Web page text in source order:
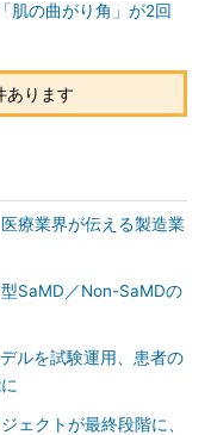
肌の曲がり角」が2回
あります
療業界が伝える製造業
SaMD／Non-SaMDの
ルを試験運用、患者の
ェクトが最終段階に、